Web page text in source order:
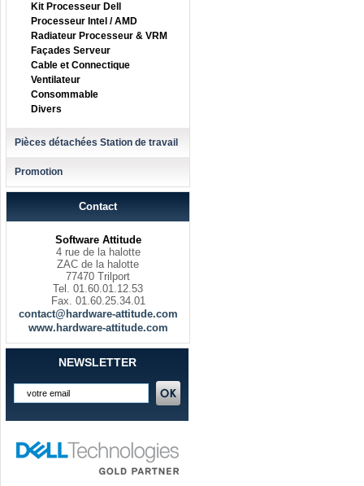
Kit Processeur Dell
Processeur Intel / AMD
Radiateur Processeur & VRM
Façades Serveur
Cable et Connectique
Ventilateur
Consommable
Divers
Pièces détachées Station de travail
Promotion
Contact
Software Attitude
4 rue de la halotte
ZAC de la halotte
77470 Trilport
Tel. 01.60.01.12.53
Fax. 01.60.25.34.01
contact@hardware-attitude.com
www.hardware-attitude.com
NEWSLETTER